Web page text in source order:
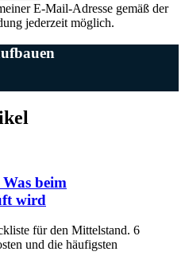
E-Mail-Adresse gemäß der
jederzeit möglich.
beim
wird
für den Mittelstand. 6
und die häufigsten